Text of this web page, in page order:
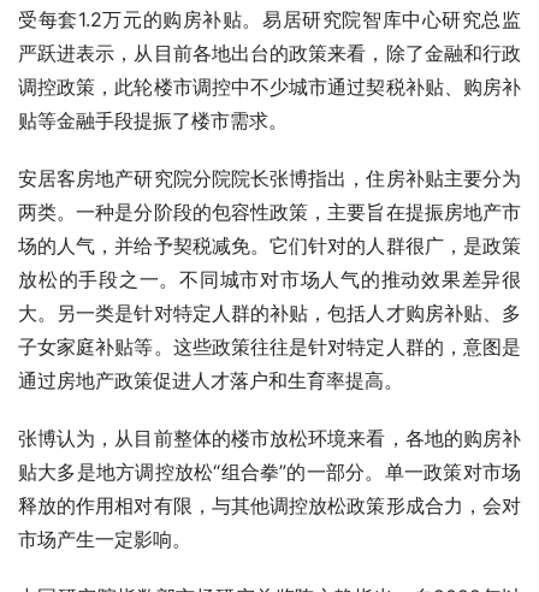
受每套1.2万元的购房补贴。易居研究院智库中心研究总监
严跃进表示，从目前各地出台的政策来看，除了金融和行政
调控政策，此轮楼市调控中不少城市通过契税补贴、购房补
贴等金融手段提振了楼市需求。
安居客房地产研究院分院院长张博指出，住房补贴主要分为
两类。一种是分阶段的包容性政策，主要旨在提振房地产市
场的人气，并给予契税减免。它们针对的人群很广，是政策
放松的手段之一。不同城市对市场人气的推动效果差异很
大。另一类是针对特定人群的补贴，包括人才购房补贴、多
子女家庭补贴等。这些政策往往是针对特定人群的，意图是
通过房地产政策促进人才落户和生育率提高。
张博认为，从目前整体的楼市放松环境来看，各地的购房补
贴大多是地方调控放松“组合拳”的一部分。单一政策对市场
释放的作用相对有限，与其他调控放松政策形成合力，会对
市场产生一定影响。